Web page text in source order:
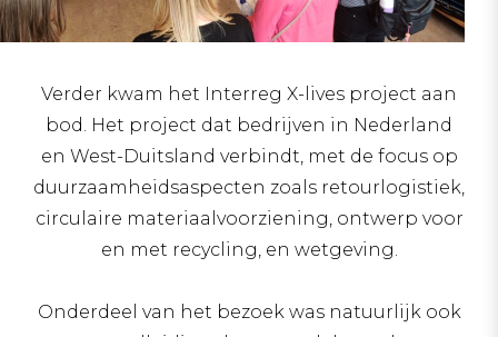
Verder kwam het Interreg X-lives project aan
bod. Het project dat bedrijven in Nederland
en West-Duitsland verbindt, met de focus op
duurzaamheidsaspecten zoals retourlogistiek,
circulaire materiaalvoorziening, ontwerp voor
en met recycling, en wetgeving.
Onderdeel van het bezoek was natuurlijk ook